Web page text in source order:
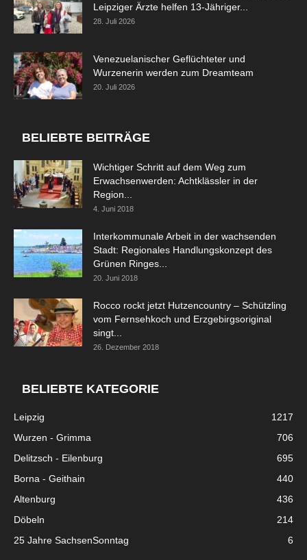
Leipziger Ärzte helfen 13-Jähriger...
28. Juli 2026
Venezuelanischer Geflüchteter und
Wurzenerin werden zum Dreamteam
20. Juli 2026
BELIEBTE BEITRÄGE
Wichtiger Schritt auf dem Weg zum
Erwachsenwerden: Achtklässler in der
Region...
4. Juni 2018
Interkommunale Arbeit in der wachsenden
Stadt: Regionales Handlungskonzept des
Grünen Ringes...
20. Juni 2018
Rocco rockt jetzt Hutzencountry – Schützling
vom Fernsehkoch und Erzgebirgsoriginal
singt...
26. Dezember 2018
BELIEBTE KATEGORIE
Leipzig
1217
Wurzen - Grimma
706
Delitzsch - Eilenburg
695
Borna - Geithain
440
Altenburg
436
Döbeln
214
25 Jahre SachsenSonntag
6